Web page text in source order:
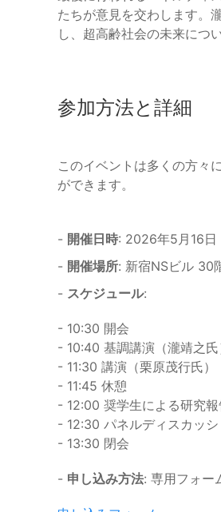
たちが意見を交わします。
し、超高齢社会の未来につ
参加方法と詳細
このイベントは多くの方々
ができます。
- 開催日時: 2026年5月16日
- 開催場所: 新宿NSビル 30
- スケジュール:
- 10:30 開会
- 10:40 基調講演（瀧靖之氏
- 11:30 講演（栗原茂行氏）
- 11:45 休憩
- 12:00 奨学生による研究
- 12:30 パネルディスカッシ
- 13:30 閉会
- 申し込み方法: 専用フォー